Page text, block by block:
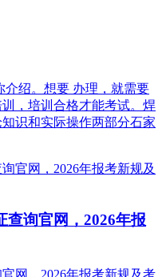
介绍。想要 办理，就需要
，培训合格才能考试。焊
识和实际操作两部分石家
查询官网，2026年报
网，2026年报考新规及考